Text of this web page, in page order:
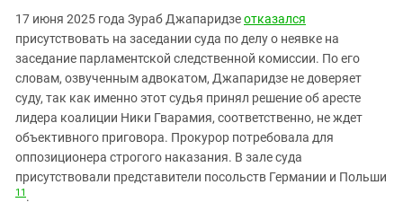
17 июня 2025 года Зураб Джапаридзеотказался
присутствовать на заседании суда по делу о неявке на
заседание парламентской следственной комиссии. По его
словам, озвученным адвокатом, Джапаридзе не доверяет
суду, так как именно этот судья принял решение об аресте
лидера коалиции Ники Гварамия, соответственно, не ждет
объективного приговора. Прокурор потребовала для
оппозиционера строгого наказания. В зале суда
присутствовали представители посольств Германии и Польши
11 .